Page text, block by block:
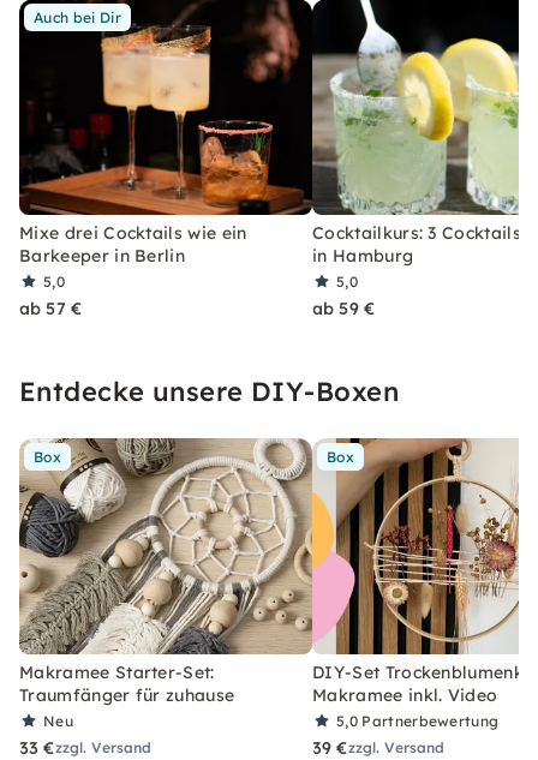
Auch bei Dir
Mixe drei Cocktails wie ein
Barkeeper in Berlin
5,0
ab 57 €
Cocktailkurs: 3 Cocktails
in Hamburg
5,0
ab 59 €
Entdecke unsere DIY-Boxen
Box
Makramee Starter-Set:
Traumfänger für zuhause
Neu
33 €zzgl. Versand
Box
DIY-Set
Makramee inkl. Video
5,0 Partnerbewertung
39 €zzgl. Versand